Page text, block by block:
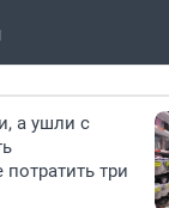
а ушли с
три